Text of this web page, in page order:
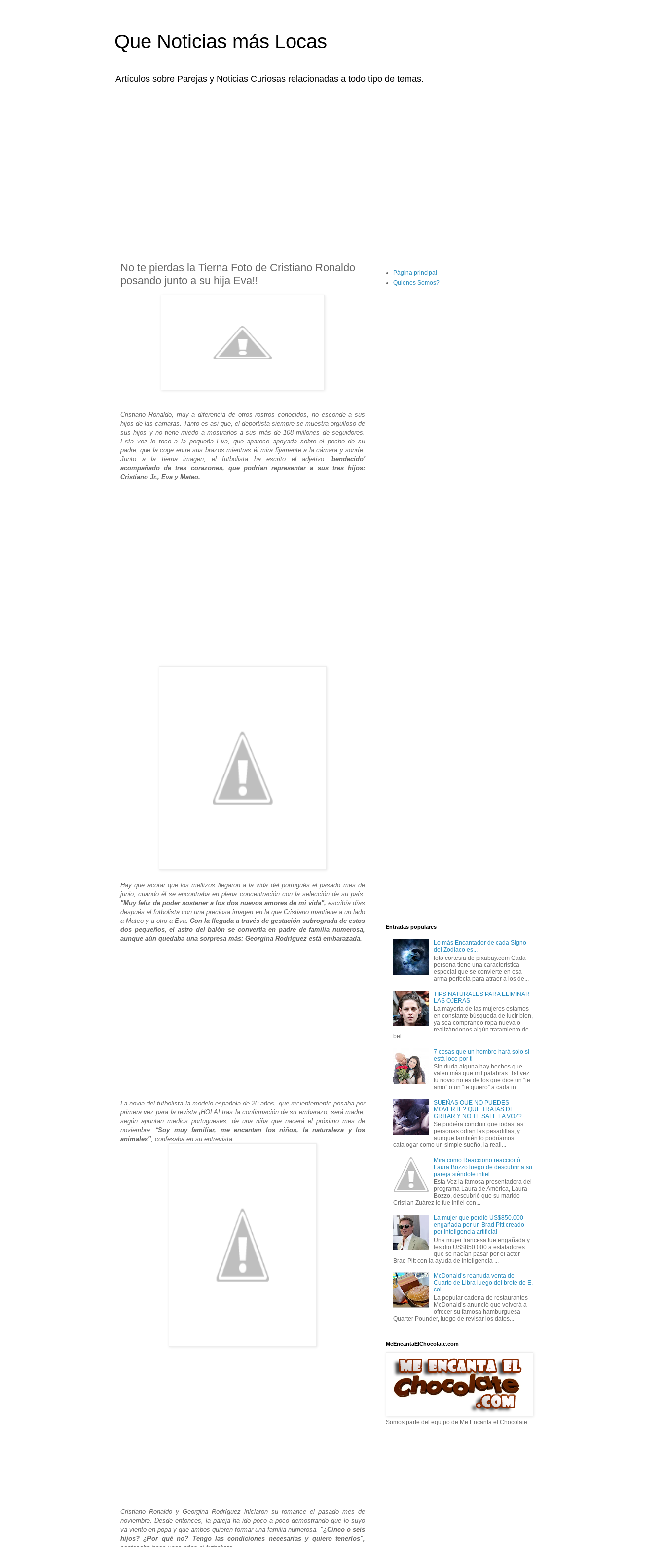
Que Noticias más Locas
Artículos sobre Parejas y Noticias Curiosas relacionadas a todo tipo de temas.
No te pierdas la Tierna Foto de Cristiano Ronaldo
posando junto a su hija Eva!!
Cristiano Ronaldo, muy a diferencia de otros rostros conocidos, no esconde a sus
hijos de las camaras. Tanto es asi que, el deportista siempre se muestra orgulloso de
sus hijos y no tiene miedo a mostrarlos a sus más de 108 millones de seguidores.
Esta vez le toco a la pequeña Eva, que aparece apoyada sobre el pecho de su
padre, que la coge entre sus brazos mientras él mira fijamente a la cámara y sonríe.
Junto a la tierna imagen, el futbolista ha escrito el adjetivo 'bendecido'
acompañado de tres corazones, que podrían representar a sus tres hijos:
Cristiano Jr., Eva y Mateo.
Hay que acotar que los mellizos llegaron a la vida del portugués el pasado mes de
junio, cuando él se encontraba en plena concentración con la selección de su país.
"Muy feliz de poder sostener a los dos nuevos amores de mi vida", escribía días
después el futbolista con una preciosa imagen en la que Cristiano mantiene a un lado
a Mateo y a otro a Eva. Con la llegada a través de gestación subrograda de estos
dos pequeños, el astro del balón se convertía en padre de familia numerosa,
aunque aún quedaba una sorpresa más: Georgina Rodríguez está embarazada.
La novia del futbolista la modelo española de 20 años, que recientemente posaba por
primera vez para la revista ¡HOLA! tras la confirmación de su embarazo, será madre,
según apuntan medios portugueses, de una niña que nacerá el próximo mes de
noviembre. “Soy muy familiar, me encantan los niños, la naturaleza y los
animales", confesaba en su entrevista.
Cristiano Ronaldo y Georgina Rodríguez iniciaron su romance el pasado mes de
noviembre. Desde entonces, la pareja ha ido poco a poco demostrando que lo suyo
va viento en popa y que ambos quieren formar una familia numerosa. "¿Cinco o seis
hijos? ¿Por qué no? Tengo las condiciones necesarias y quiero tenerlos",
Página principal
Quienes Somos?
Entradas populares
Lo más Encantador de cada Signo
del Zodiaco es...
foto cortesia de pixabay.com Cada
persona tiene una característica
especial que se convierte en esa
arma perfecta para atraer a los de...
TIPS NATURALES PARA ELIMINAR
LAS OJERAS
La mayoría de las mujeres estamos
en constante búsqueda de lucir bien,
ya sea comprando ropa nueva o
realizándonos algún tratamiento de
bel...
7 cosas que un hombre hará solo si
está loco por ti
Sin duda alguna hay hechos que
valen más que mil palabras. Tal vez
tu novio no es de los que dice un “te
amo” o un “te quiero” a cada in...
SUEÑAS QUE NO PUEDES
MOVERTE? QUE TRATAS DE
GRITAR Y NO TE SALE LA VOZ?
Se pudiéra concluir que todas las
personas odian las pesadillas, y
aunque también lo podríamos
catalogar como un simple sueño, la reali...
Mira como Reacciono reaccionó
Laura Bozzo luego de descubrir a su
pareja siéndole infiel
Esta Vez la famosa presentadora del
programa Laura de América, Laura
Bozzo, descubrió que su marido
Cristian Zuárez le fue infiel con...
La mujer que perdió US$850.000
engañada por un Brad Pitt creado
por inteligencia artificial
Una mujer francesa fue engañada y
les dio US$850.000 a estafadores
que se hacían pasar por el actor
Brad Pitt con la ayuda de inteligencia ...
McDonald’s reanuda venta de
Cuarto de Libra luego del brote de E.
coli
La popular cadena de restaurantes
McDonald’s anunció que volverá a
ofrecer su famosa hamburguesa
Quarter Pounder, luego de revisar los datos...
MeEncantaElChocolate.com
Somos parte del equipo de Me Encanta el Chocolate